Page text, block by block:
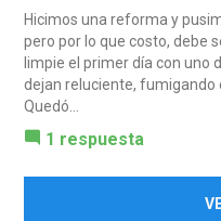
Hicimos una reforma y
pero por lo que costo, debe
limpie el primer día con uno
dejan reluciente, fumigando
Quedó...
1 respuesta